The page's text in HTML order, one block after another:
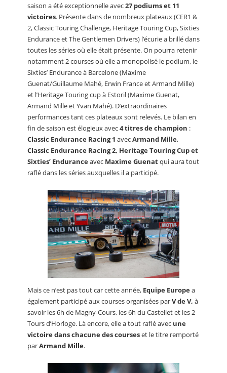
saison a été exceptionnelle avec27 podiums et 11
victoires. Présente dans de nombreux plateaux (CER1 &
2, Classic Touring Challenge, Heritage Touring Cup, Sixties
Endurance et The Gentlemen Drivers) l’écurie a brillé dans
toutes les séries où elle était présente. On pourra retenir
notamment 2 courses où elle a monopolisé le podium, le
Sixties’ Endurance à Barcelone (Maxime
Guenat/Guillaume Mahé, Erwin France et Armand Mille)
et l’Heritage Touring cup à Estoril (Maxime Guenat,
Armand Mille et Yvan Mahé). D’extraordinaires
performances tant ces plateaux sont relevés. Le bilan en
fin de saison est élogieux avec4 titres de champion :
Classic Endurance Racing 1 avecArmand Mille,
Classic Endurance Racing 2, Heritage Touring Cup et
Sixties’ Enduranceavec Maxime Guenatqui aura tout
raflé dans les séries auxquelles il a participé.
Mais ce n’est pas tout car cette année, Equipe Europea
également participé aux courses organisées parV de V, à
savoir les 6h de Magny-Cours, les 6h du Castellet et les 2
Tours d’Horloge. Là encore, elle a tout raflé avec une
victoire dans chacune des courseset le titre remporté
parArmand Mille.